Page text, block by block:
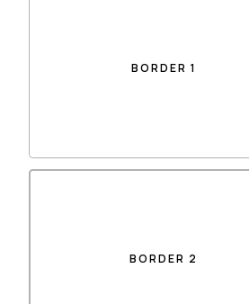
BORDER 1
BORDER 2